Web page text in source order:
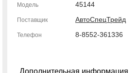
Модель 45144
Поставщик АвтоСпецТрейд
Телефон 8-8552-361336
Дополнительная информация